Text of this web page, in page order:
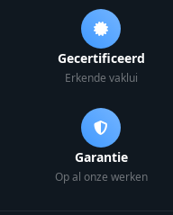
Gecertificeerd
Erkende vaklui
Garantie
Op al onze werken